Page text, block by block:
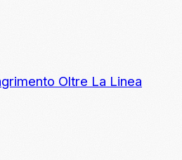
Oltre La Linea